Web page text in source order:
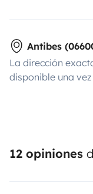
Antibes
La dirección
disponible una
12 opiniones